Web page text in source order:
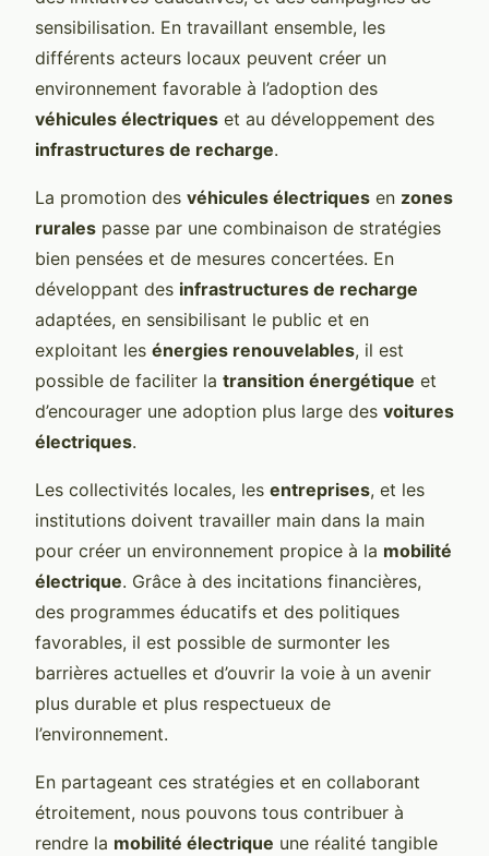
sensibilisation. En travaillant ensemble, les
différents acteurs locaux peuvent créer un
environnement favorable à l’adoption des
véhicules électriques et au développement des
infrastructures de recharge.
La promotion des véhicules électriques en zones
rurales passe par une combinaison de stratégies
bien pensées et de mesures concertées. En
développant des infrastructures de recharge
adaptées, en sensibilisant le public et en
exploitant les énergies renouvelables, il est
possible de faciliter la transition énergétique et
d’encourager une adoption plus large des voitures
électriques.
Les collectivités locales, les entreprises, et les
institutions doivent travailler main dans la main
pour créer un environnement propice à la mobilité
électrique. Grâce à des incitations financières,
des programmes éducatifs et des politiques
favorables, il est possible de surmonter les
barrières actuelles et d’ouvrir la voie à un avenir
plus durable et plus respectueux de
l’environnement.
En partageant ces stratégies et en collaborant
étroitement, nous pouvons tous contribuer à
rendre la mobilité électrique une réalité tangible